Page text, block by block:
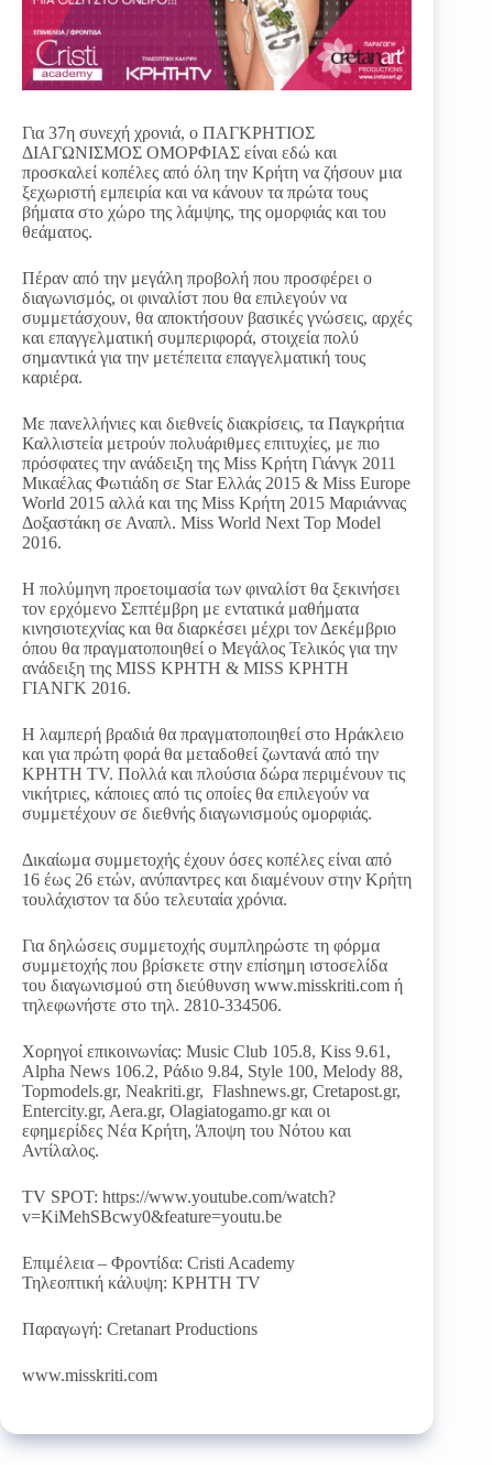
Για 37η συνεχή χρονιά, ο ΠΑΓΚΡΗΤΙΟΣ
ΔΙΑΓΩΝΙΣΜΟΣ ΟΜΟΡΦΙΑΣ είναι εδώ και
προσκαλεί κοπέλες από όλη την Κρήτη να ζήσουν μια
ξεχωριστή εμπειρία και να κάνουν τα πρώτα τους
βήματα στο χώρο της λάμψης, της ομορφιάς και του
θεάματος.
Πέραν από την μεγάλη προβολή που προσφέρει ο
διαγωνισμός, οι φιναλίστ που θα επιλεγούν να
συμμετάσχουν, θα αποκτήσουν βασικές γνώσεις, αρχές
και επαγγελματική συμπεριφορά, στοιχεία πολύ
σημαντικά για την μετέπειτα επαγγελματική τους
καριέρα.
Με πανελλήνιες και διεθνείς διακρίσεις, τα Παγκρήτια
Καλλιστεία μετρούν πολυάριθμες επιτυχίες, με πιο
πρόσφατες την ανάδειξη της Miss Κρήτη Γιάνγκ 2011
Μικαέλας Φωτιάδη σε Star Ελλάς 2015 & Miss Europe
World 2015 αλλά και της Miss Κρήτη 2015 Μαριάννας
Δοξαστάκη σε Αναπλ. Miss World Next Top Model
2016.
Η πολύμηνη προετοιμασία των φιναλίστ θα ξεκινήσει
τον ερχόμενο Σεπτέμβρη με εντατικά μαθήματα
κινησιοτεχνίας και θα διαρκέσει μέχρι τον Δεκέμβριο
όπου θα πραγματοποιηθεί ο Μεγάλος Τελικός για την
ανάδειξη της MISS ΚΡΗΤΗ & MISS ΚΡΗΤΗ
ΓΙΑΝΓΚ 2016.
Η λαμπερή βραδιά θα πραγματοποιηθεί στο Ηράκλειο
και για πρώτη φορά θα μεταδοθεί ζωντανά από την
ΚΡΗΤΗ TV. Πολλά και πλούσια δώρα περιμένουν τις
νικήτριες, κάποιες από τις οποίες θα επιλεγούν να
συμμετέχουν σε διεθνής διαγωνισμούς ομορφιάς.
Δικαίωμα συμμετοχής έχουν όσες κοπέλες είναι από
16 έως 26 ετών, ανύπαντρες και διαμένουν στην Κρήτη
τουλάχιστον τα δύο τελευταία χρόνια.
Για δηλώσεις συμμετοχής συμπληρώστε τη φόρμα
συμμετοχής που βρίσκετε στην επίσημη ιστοσελίδα
του διαγωνισμού στη διεύθυνση www.misskriti.com ή
τηλεφωνήστε στο τηλ. 2810-334506.
Χορηγοί επικοινωνίας: Music Club 105.8, Kiss 9.61,
Alpha News 106.2, Ράδιο 9.84, Style 100, Μelody 88,
Topmodels.gr, Neakriti.gr, Flashnews.gr, Cretapost.gr,
Entercity.gr, Aera.gr, Olagiatogamo.gr και οι
εφημερίδες Νέα Κρήτη, Άποψη του Νότου και
Αντίλαλος.
TV SPOT: https://www.youtube.com/watch?
v=KiMehSBcwy0&feature=youtu.be
Επιμέλεια – Φροντίδα: Cristi Academy
Τηλεοπτική κάλυψη: ΚΡΗΤΗ TV
Παραγωγή: Cretanart Productions
www.misskriti.com